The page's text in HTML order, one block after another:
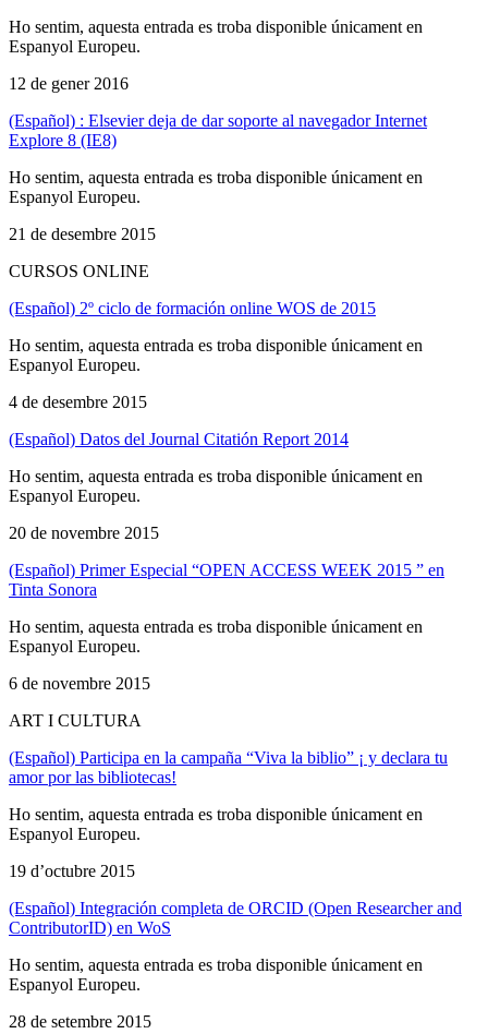
Ho sentim, aquesta entrada es troba disponible únicament en
Espanyol Europeu.
12 de gener 2016
(Español) : Elsevier deja de dar soporte al navegador Internet
Explore 8 (IE8)
Ho sentim, aquesta entrada es troba disponible únicament en
Espanyol Europeu.
21 de desembre 2015
CURSOS ONLINE
(Español) 2º ciclo de formación online WOS de 2015
Ho sentim, aquesta entrada es troba disponible únicament en
Espanyol Europeu.
4 de desembre 2015
(Español) Datos del Journal Citatión Report 2014
Ho sentim, aquesta entrada es troba disponible únicament en
Espanyol Europeu.
20 de novembre 2015
(Español) Primer Especial “OPEN ACCESS WEEK 2015 ” en
Tinta Sonora
Ho sentim, aquesta entrada es troba disponible únicament en
Espanyol Europeu.
6 de novembre 2015
ART I CULTURA
(Español) Participa en la campaña “Viva la biblio” ¡ y declara tu
amor por las bibliotecas!
Ho sentim, aquesta entrada es troba disponible únicament en
Espanyol Europeu.
19 d’octubre 2015
(Español) Integración completa de ORCID (Open Researcher and
ContributorID) en WoS
Ho sentim, aquesta entrada es troba disponible únicament en
Espanyol Europeu.
28 de setembre 2015